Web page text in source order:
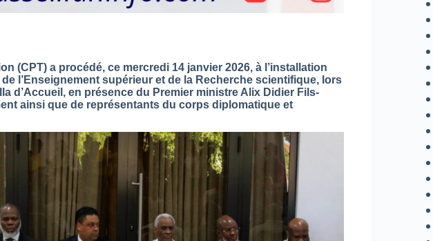
(CPT) a procédé, ce mercredi 14 janvier 2026, à l’installation
l’Enseignement supérieur et de la Recherche scientifique, lors
d’Accueil, en présence du Premier ministre Alix Didier Fils-
ainsi que de représentants du corps diplomatique et